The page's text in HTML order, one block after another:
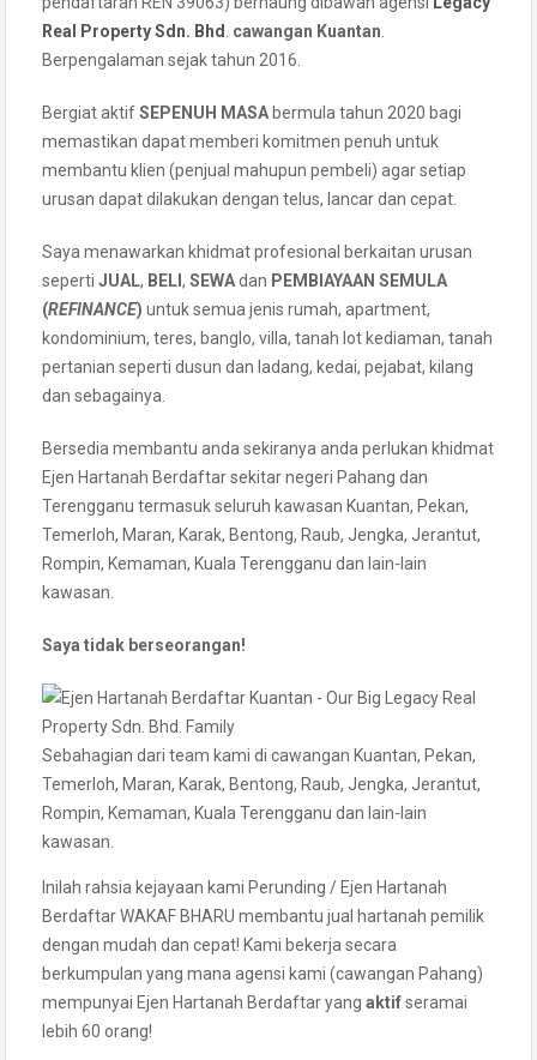
Real Property Sdn. Bhd
cawangan Kuantan
Berpengalaman sejak tahun 2016.
Bergiat aktifSEPENUH MASA bermula tahun 2020 bagi
memastikan dapat memberi komitmen penuh untuk
membantu klien (penjual mahupun pembeli) agar setiap
urusan dapat dilakukan dengan telus, lancar dan cepat.
Saya menawarkan khidmat profesional berkaitan urusan
seperti JUAL, BELI , SEWAdan PEMBIAYAAN SEMULA
(REFINANCE) untuk semua jenis rumah, apartment,
kondominium, teres, banglo, villa, tanah lot kediaman, tanah
pertanian seperti dusun dan ladang, kedai, pejabat, kilang
dan sebagainya.
Bersedia membantu anda sekiranya anda perlukan khidmat
Ejen Hartanah Berdaftar sekitar negeri Pahang dan
Terengganu termasuk seluruh kawasan Kuantan, Pekan,
Temerloh, Maran, Karak, Bentong, Raub, Jengka, Jerantut,
Rompin, Kemaman, Kuala Terengganu dan lain-lain
kawasan.
Saya tidak berseorangan!
Sebahagian dari team kami di cawangan Kuantan, Pekan,
Temerloh, Maran, Karak, Bentong, Raub, Jengka, Jerantut,
Rompin, Kemaman, Kuala Terengganu dan lain-lain
kawasan.
Inilah rahsia kejayaan kami Perunding / Ejen Hartanah
Berdaftar WAKAF BHARU membantu jual hartanah pemilik
dengan mudah dan cepat! Kami bekerja secara
berkumpulan yang mana agensi kami (cawangan Pahang)
mempunyai Ejen Hartanah Berdaftar yang aktifseramai
lebih 60 orang!